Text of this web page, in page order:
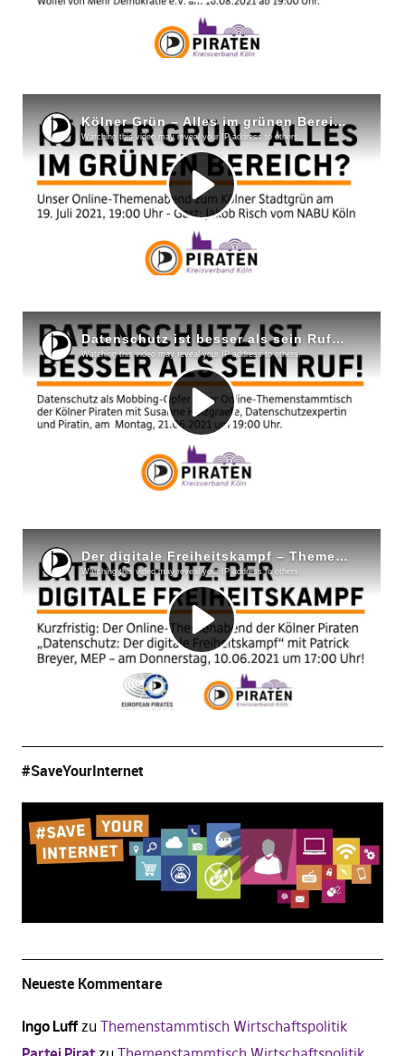
#SaveYourInternet
Neueste Kommentare
Ingo Luffzu Themenstammtisch Wirtschaftspolitik